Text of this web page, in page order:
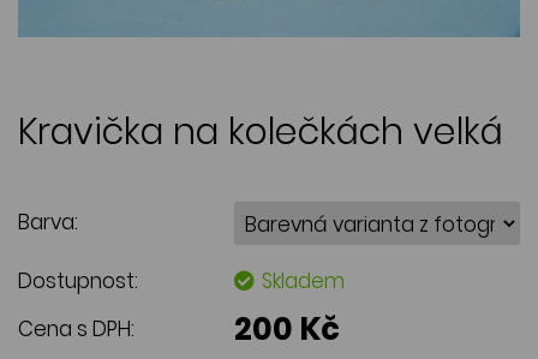
Kravička na kolečkách velká
Barva:
Dostupnost:
Skladem
Cena s DPH:
200 Kč